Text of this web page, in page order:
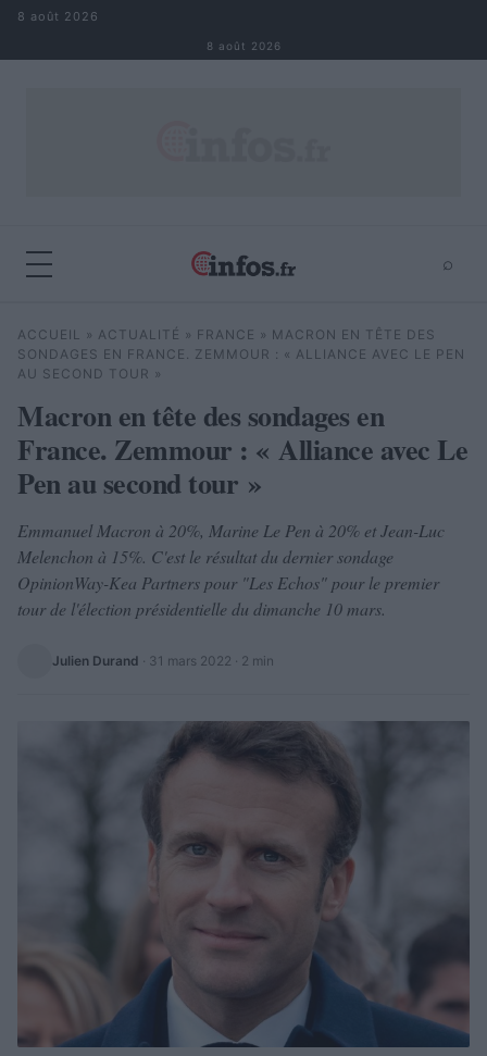
Aller au contenu
8 août 2026
8 août 2026
⌕
Rechercher ⌕
ACCUEIL » ACTUALITÉ » FRANCE » MACRON EN TÊTE DES
SONDAGES EN FRANCE. ZEMMOUR : « ALLIANCE AVEC LE PEN
AU SECOND TOUR »
Macron en tête des sondages en
France. Zemmour : « Alliance avec Le
Pen au second tour »
Emmanuel Macron à 20%, Marine Le Pen à 20% et Jean-Luc
Melenchon à 15%. C'est le résultat du dernier sondage
OpinionWay-Kea Partners pour "Les Echos" pour le premier
tour de l'élection présidentielle du dimanche 10 mars.
Julien Durand · 31 mars 2022 · 2 min